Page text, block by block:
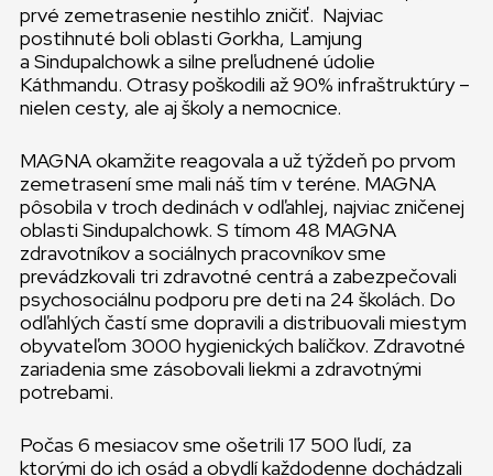
prvé zemetrasenie nestihlo zničiť. Najviac
postihnuté boli oblasti Gorkha, Lamjung
a Sindupalchowk a silne preľudnené údolie
Káthmandu. Otrasy poškodili až 90% infraštruktúry –
nielen cesty, ale aj školy a nemocnice.
MAGNA okamžite reagovala a už týždeň po prvom
zemetrasení sme mali náš tím v teréne. MAGNA
pôsobila v troch dedinách v odľahlej, najviac zničenej
oblasti Sindupalchowk. S tímom 48 MAGNA
zdravotníkov a sociálnych pracovníkov sme
prevádzkovali tri zdravotné centrá a zabezpečovali
psychosociálnu podporu pre deti na 24 školách. Do
odľahlých častí sme dopravili a distribuovali miestym
obyvateľom 3000 hygienických balíčkov. Zdravotné
zariadenia sme zásobovali liekmi a zdravotnými
potrebami.
Počas 6 mesiacov sme ošetrili 17 500 ľudí, za
ktorými do ich osád a obydlí každodenne dochádzali